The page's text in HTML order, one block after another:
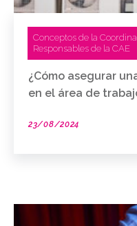
Conceptos de la
Responsables de la CAE
¿Cómo asegurar
en el área de
23/08/2024